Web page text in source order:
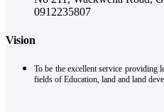
0912235807
Vision
To be the excellent service providing
fields of Education, land and land